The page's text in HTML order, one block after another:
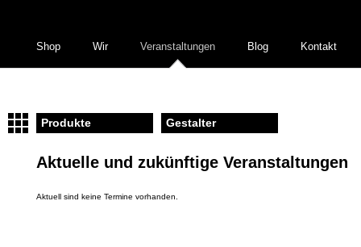
Shop Wir Veranstaltungen Blog Kontakt
Produkte Gestalter
Aktuelle und zukünftige Veranstaltungen
Aktuell sind keine Termine vorhanden.